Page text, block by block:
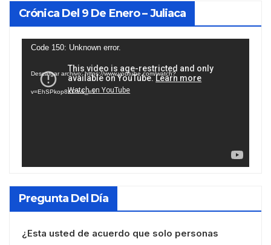
Crónica Del 9 De Enero – Juliaca
Reproductor
vídeo
Code 150: Unknown error.
Descargar archivo: https://www.youtube.com/watch?
v=EhSPkop8KPY&_=1
Pregunta Del Día
¿Esta usted de acuerdo que solo personas